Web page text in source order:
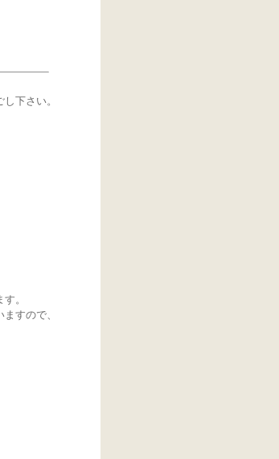
下さい。
。
すので、